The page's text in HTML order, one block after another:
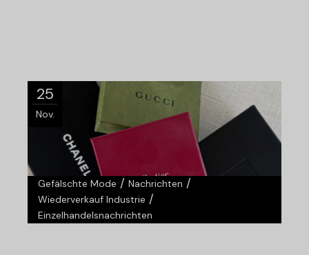
25
Nov.
Gefälschte Mode /Nachrichten /
Wiederverkauf Industrie /
Einzelhandelsnachrichten